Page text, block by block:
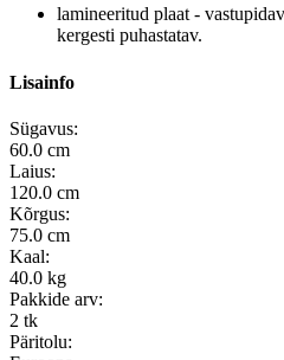
lamineeritud plaat -
kergesti puhastatav.
Lisainfo
Sügavus:
60.0 cm
Laius:
120.0 cm
Kõrgus:
75.0 cm
Kaal:
40.0 kg
Pakkide arv:
2 tk
Päritolu: